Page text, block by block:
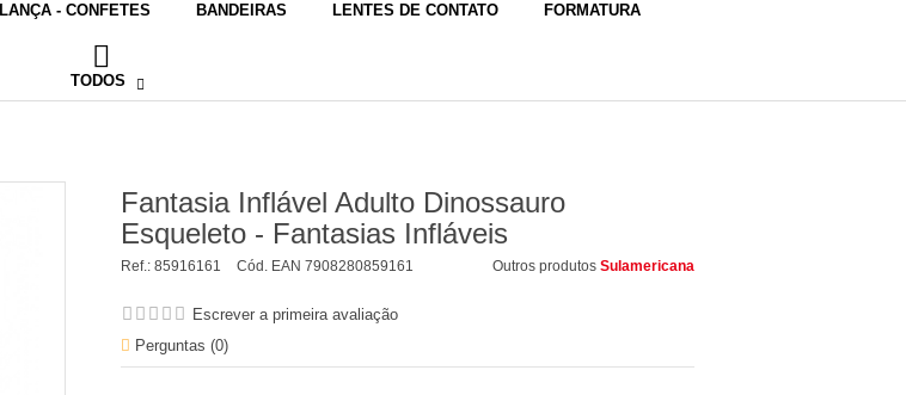
LANÇA - CONFETES BANDEIRAS LENTES DE CONTATO FORMATURA
TODOS
Fantasia Inflável Adulto Dinossauro
Esqueleto - Fantasias Infláveis
Ref.: 85916161 Cód. EAN 7908280859161 Outros produtos Sulamericana
Escrever a primeira avaliação
Perguntas (0)